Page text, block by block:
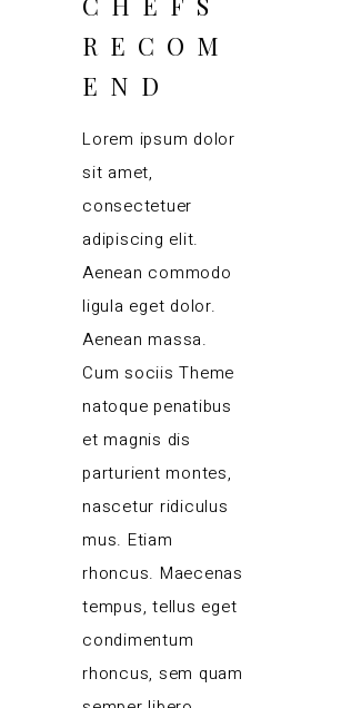
RECOM
END
Lorem ipsum dolor
sit amet,
consectetuer
adipiscing elit.
Aenean commodo
ligula eget dolor.
Aenean massa.
Cum sociis Theme
natoque penatibus
et magnis dis
parturient montes,
nascetur ridiculus
mus. Etiam
rhoncus. Maecenas
tempus, tellus eget
condimentum
rhoncus, sem quam